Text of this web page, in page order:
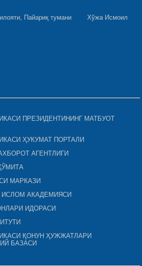
Пайариқ тумани Хўжа Исмоил
ПРЕЗИДЕНТИНИНГ МАТБУОТ
ҲУКУМАТ ПОРТАЛИ
АГЕНТЛИГИ
МАРКАЗИ
ИСЛОМ АКАДЕМИЯСИ
ИДОРАСИ
ҚОНУН ҲУЖЖАТЛАРИ
БАЗАСИ